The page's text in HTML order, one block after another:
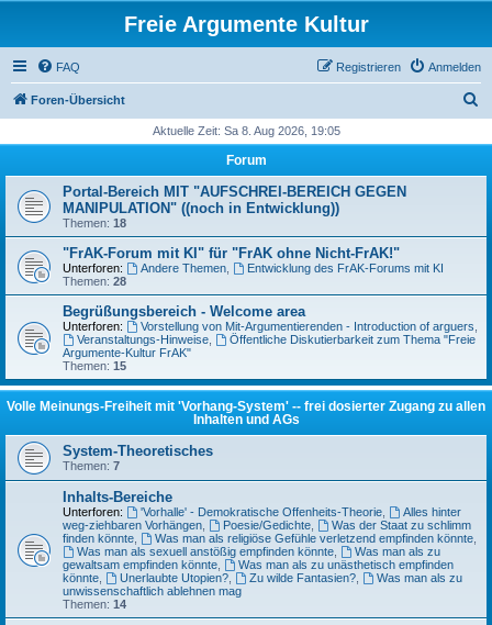
Freie Argumente Kultur
FAQ Anmelden
Registrieren
Foren-Übersicht
h
Aktuelle Zeit: Sa 8. Aug 2026, 19:05
Forum
Portal-Bereich MIT "AUFSCHREI-BEREICH GEGEN
MANIPULATION" ((noch in Entwicklung))
Themen: 18
"FrAK-Forum mit KI" für "FrAK ohne Nicht-FrAK!"
Unterforen: Andere Themen,
Entwicklung des FrAK-Forums mit KI
Themen: 28
Begrüßungsbereich - Welcome area
Unterforen: Vorstellung von Mit-Argumentierenden - Introduction of arguers
Veranstaltungs-Hinweise,
Öffentliche Diskutierbarkeit zum Thema "Freie
Argumente-Kultur FrAK"
Themen: 15
Volle Meinungs-Freiheit mit 'Vorhang-System' -- frei dosierter Zugang zu allen
Inhalten und AGs
System-Theoretisches
Themen: 7
Inhalts-Bereiche
Unterforen: 'Vorhalle' - Demokratische Offenheits-Theorie,
Alles hinter
weg-ziehbaren Vorhängen
Poesie/Gedichte,
Was der Staat zu schlimm
finden könnte
Was man als religiöse Gefühle verletzend empfinden könnte,
Was man als sexuell anstößig empfinden könnte,
Was man als zu
gewaltsam empfinden könnte
Was man als zu unästhetisch empfinden
könnte
Unerlaubte Utopien?, Zu wilde Fantasien?,
Was man als zu
unwissenschaftlich ablehnen mag
Themen: 14